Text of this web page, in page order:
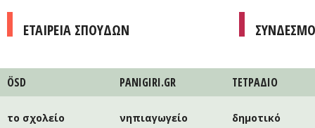
ΕΤΑΙΡΕΙΑ ΣΠΟΥΔΩΝ
ÖSD PANIGIRI.GR ΤΕΤΡAΔΙΟ
το σχολείο νηπιαγωγείο δημοτικό